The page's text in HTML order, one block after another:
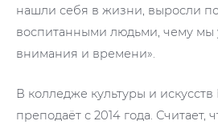
нашли себя в жизни, выросли
воспитанными людьми, чему мы
внимания и времени».
В колледже культуры и
преподаёт с 2014 года. Считает,